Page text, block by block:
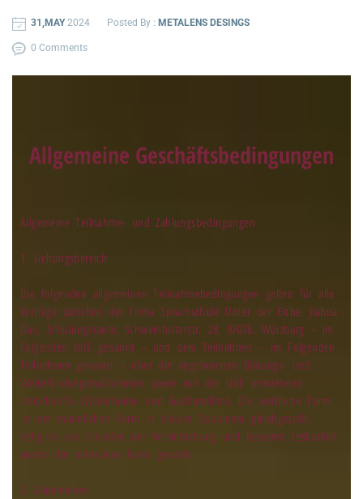
31,MAY2024 Posted By : METALENS DESINGS
0 Comments
Allgemeine Geschäftsbedingungen
Allgemeine Teilnahme- und Zahlungsbedingungen
1. Geltungsbereich
Die folgenden allgemeinen Teilnahmebedingungen gelten für alle
Verträge zwischen der Firma Sprachschule Unter der Eiche, Jiahua
Gao, Schulungsraum, Schweinfurterstr. 28, 97076, Würzburg – im
Folgenden UdE genannt – und dem Teilnehmer – im Folgenden
Teilnehmer genannt – über die angebotenen Bildungs- und
Weiterbildungsmaßnahmen sowie von der UdE vermieteten
Unterkünfte (Wohnheime und Gastfamilien). Die weibliche Form
ist der männlichen Form in diesem Dokument gleichgestellt,
lediglich aus Gründen der Vereinfachung und besseren Lesbarkeit
wurde die männliche Form gewählt.
2. Allgemeines